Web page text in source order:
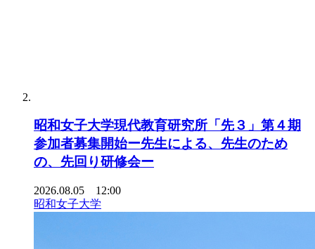
昭和女子大学現代教育研究所「先３」第４期
参加者募集開始ー先生による、先生のため
の、先回り研修会ー
2026.08.05 12:00
昭和女子大学